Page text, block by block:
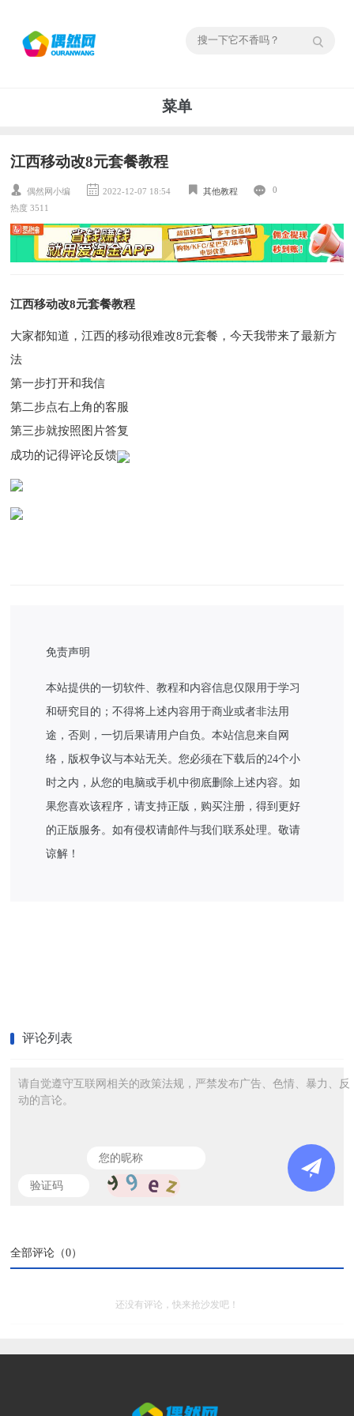
菜单
江西移动改8元套餐教程
偶然网小编 2022-12-07 18:54 其他教程
0
热度 3511
江西移动改8元套餐教程
大家都知道，江西的移动很难改8元套餐，今天我带来了最新方
法
第一步打开和我信
第二步点右上角的客服
第三步就按照图片答复
成功的记得评论反馈
免责声明
本站提供的一切软件、教程和内容信息仅限用于学习
和研究目的；不得将上述内容用于商业或者非法用
途，否则，一切后果请用户自负。本站信息来自网
络，版权争议与本站无关。您必须在下载后的24个小
时之内，从您的电脑或手机中彻底删除上述内容。如
果您喜欢该程序，请支持正版，购买注册，得到更好
的正版服务。如有侵权请邮件与我们联系处理。敬请
谅解！
评论列表
请自觉遵守互联网相关的政策法规，严禁发布广告、色情、暴力、反
动的言论。
全部评论（0）
还没有评论，快来抢沙发吧！